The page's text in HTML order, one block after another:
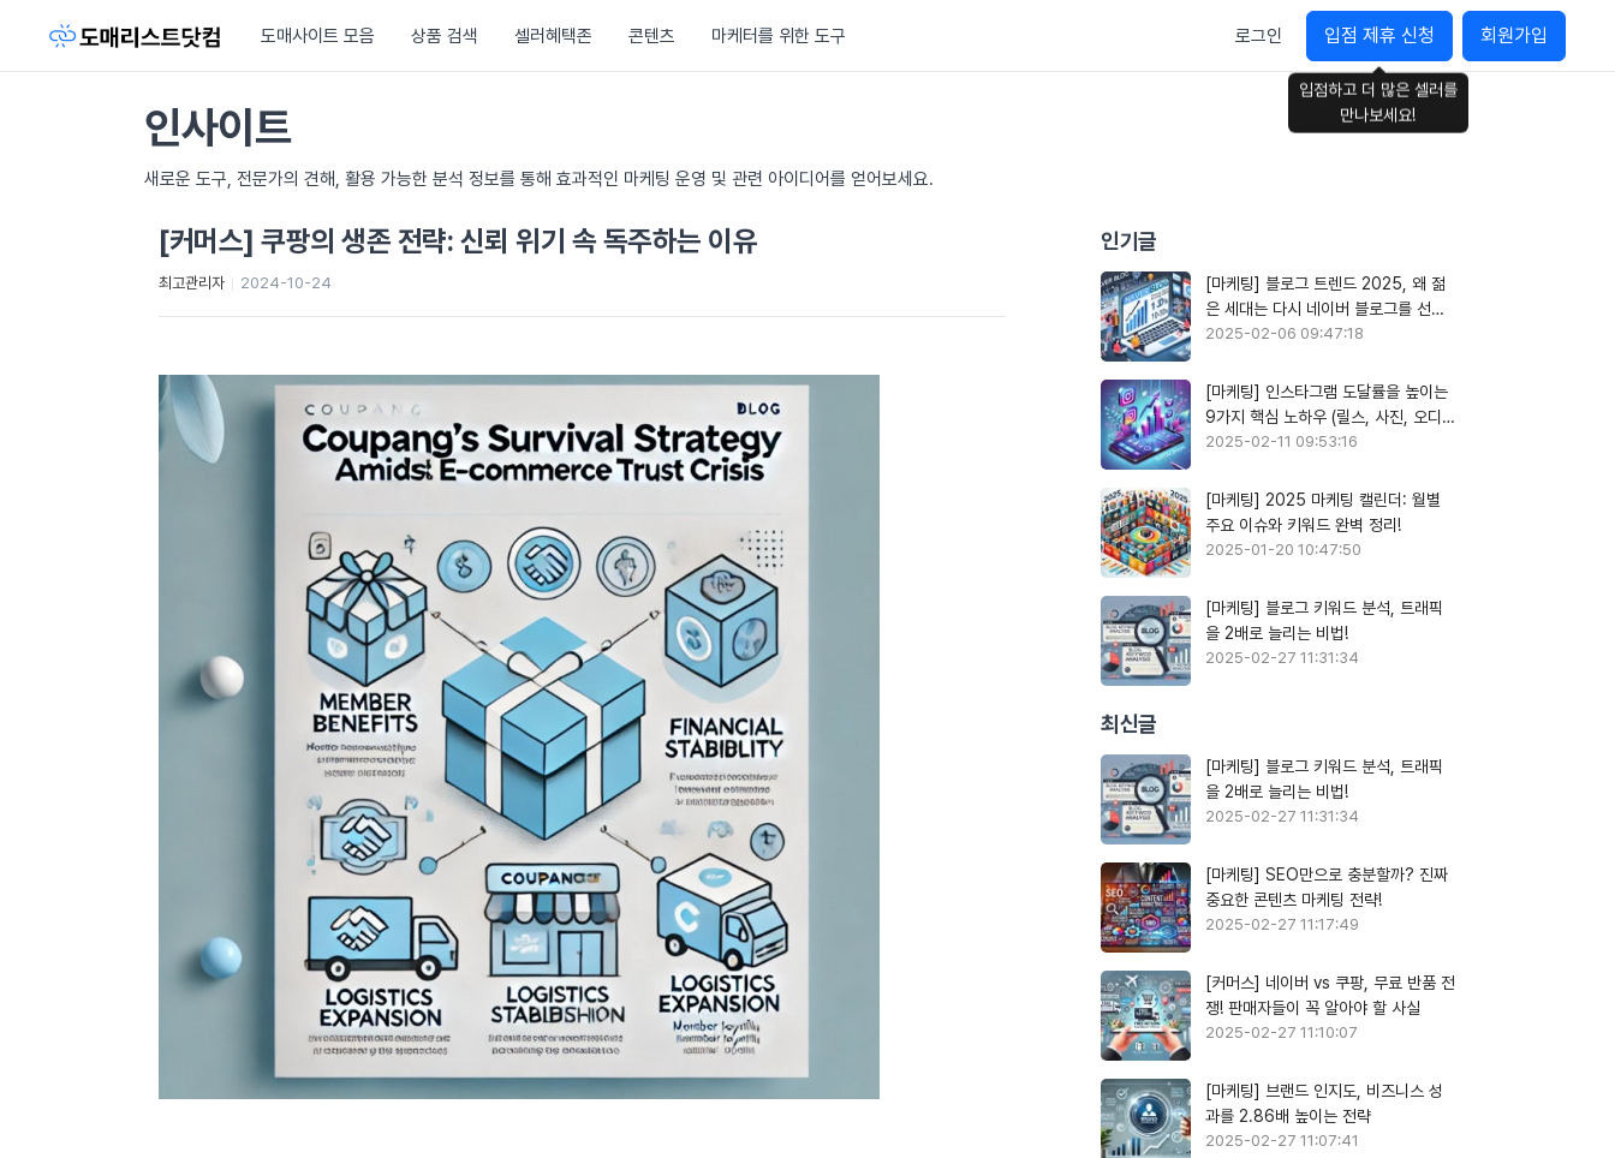
도매사이트 모음 상품 검색 셀러혜택존 콘텐츠 마케터를 위한 도구 로그인 입점 제휴 신청
입점하고 더 많은 셀러를
만나보세요!
회원가입
인사이트
새로운 도구, 전문가의 견해, 활용 가능한 분석 정보를 통해 효과적인 마케팅 운영 및 관련 아이디어를 얻어보세요.
[커머스] 쿠팡의 생존 전략: 신뢰 위기 속 독주하는 이유
최고관리자 2024-10-24
인기글
[마케팅] 블로그 트렌드 2025, 왜 젊
은 세대는 다시 네이버 블로그를 선택
할까?
2025-02-06 09:47:18
[마케팅] 인스타그램 도달률을 높이는
9가지 핵심 노하우 (릴스, 사진, 오디오
활용)
2025-02-11 09:53:16
[마케팅] 2025 마케팅 캘린더: 월별
주요 이슈와 키워드 완벽 정리!
2025-01-20 10:47:50
[마케팅] 블로그 키워드 분석, 트래픽
을 2배로 늘리는 비법!
2025-02-27 11:31:34
최신글
[마케팅] 블로그 키워드 분석, 트래픽
을 2배로 늘리는 비법!
2025-02-27 11:31:34
[마케팅] SEO만으로 충분할까? 진짜
중요한 콘텐츠 마케팅 전략!
2025-02-27 11:17:49
[커머스] 네이버 vs 쿠팡, 무료 반품 전
쟁! 판매자들이 꼭 알아야 할 사실
2025-02-27 11:10:07
[마케팅] 브랜드 인지도, 비즈니스 성
과를 2.86배 높이는 전략
2025-02-27 11:07:41